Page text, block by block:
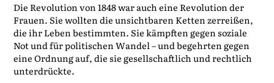
Die Revolution von 1848 war auch eine Revolution der
Frauen. Sie wollten die unsichtbaren Ketten zerreißen,
die ihr Leben bestimmten. Sie kämpften gegen soziale
Not und für politischen Wandel – und begehrten gegen
eine Ordnung auf, die sie gesellschaftlich und rechtlich
unterdrückte.